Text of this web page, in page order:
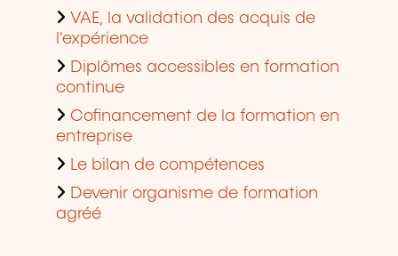
VAE, la validation des acquis de
l'expérience
Diplômes accessibles en formation
continue
Cofinancement de la formation en
entreprise
Le bilan de compétences
Devenir organisme de formation
agréé